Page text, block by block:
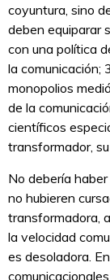
coyuntura, sino
deben equiparar
con una política
la comunicación;
monopolios
de la
científicos
transformador,
No debería
no hubieren
transformadora,
la velocidad
es desoladora.